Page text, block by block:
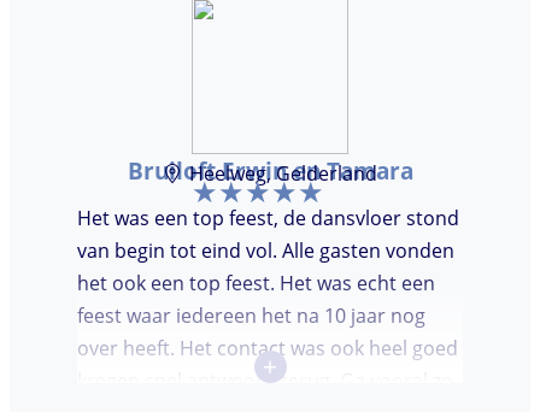
over de DJ. Bij deze Marcel, top gedaan en
Bruiloft Erwin en Tamara
Heelweg, Gelderland
Het was een top feest, de dansvloer stond
van begin tot eind vol. Alle gasten vonden
het ook een top feest. Het was echt een
feest waar iedereen het na 10 jaar nog
over heeft. Het contact was ook heel goed
kregen snel antwoord terug. Ga vooral zo
+